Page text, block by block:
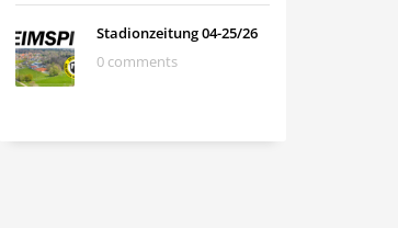
Stadionzeitung 04-25/26
0 comments